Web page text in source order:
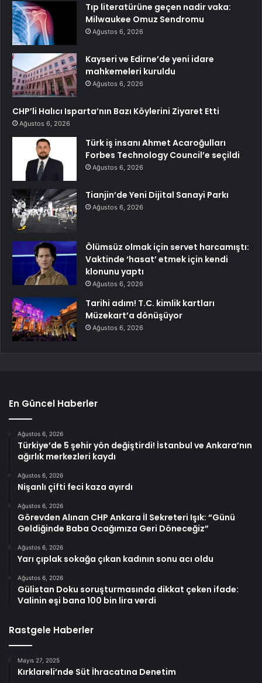
Tıp literatürüne geçen nadir vaka:
Milwaukee Omuz Sendromu
Ağustos 6, 2026
Kayseri ve Edirne’de yeni idare
mahkemeleri kuruldu
Ağustos 6, 2026
CHP’li Halıcı Isparta’nın Bazı Köylerini Ziyaret Etti
Ağustos 6, 2026
Türk iş insanı Ahmet Acaroğulları
Forbes Technology Council’e seçildi
Ağustos 6, 2026
Tianjin’de Yeni Dijital Sanayi Parkı
Ağustos 6, 2026
Ölümsüz olmak için servet harcamıştı:
Vaktinde ‘hasat’ etmek için kendi
klonunu yaptı
Ağustos 6, 2026
Tarihi adım! T.C. kimlik kartları
Müzekart’a dönüşüyor
Ağustos 6, 2026
En Güncel Haberler
Ağustos 6, 2026
Türkiye’de 5 şehir yön değiştirdi! İstanbul ve Ankara’nın
ağırlık merkezleri kaydı
Ağustos 6, 2026
Nişanlı çifti feci kaza ayırdı
Ağustos 6, 2026
Görevden Alınan CHP Ankara İl Sekreteri Işık: “Günü
Geldiğinde Baba Ocağımıza Geri Döneceğiz”
Ağustos 6, 2026
Yarı çıplak sokağa çıkan kadının sonu acı oldu
Ağustos 6, 2026
Gülistan Doku soruşturmasında dikkat çeken ifade:
Valinin eşi bana 100 bin lira verdi
Rastgele Haberler
Mayıs 27, 2025
Kırklareli’nde Süt İhracatına Denetim